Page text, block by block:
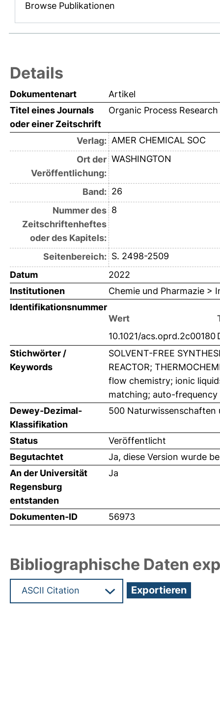
Browse Publikationen
Details
Dokumentenart
Artikel
Titel eines Journals
oder einer Zeitschrift
Organic Process
Verlag: AMER CHEMICAL SOC
Ort der
Veröffentlichung:
WASHINGTON
Band: 26
Nummer des
Zeitschriftenheftes
oder des Kapitels:
8
Seitenbereich: S. 2498-2509
Datum
2022
Institutionen
Chemie und Pharmazie >
Identifikationsnummer
Wert
10.1021/acs.oprd.2c00180
Stichwörter /
Keywords
SOLVENT-FREE
REACTOR;
flow chemistry; ionic
matching; auto-frequency
Dewey-Dezimal-
Klassifikation
500 Naturwissenschaften
Status
Veröffentlicht
Begutachtet
Ja, diese Version wurde
An der Universität
Regensburg
entstanden
Ja
Dokumenten-ID 56973
Bibliographische Daten